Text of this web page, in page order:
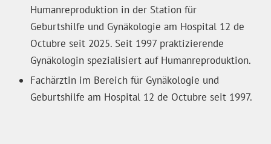
Humanreproduktion in der Station für
Geburtshilfe und Gynäkologie am Hospital 12 de
Octubre seit 2025. Seit 1997 praktizierende
Gynäkologin spezialisiert auf Humanreproduktion.
Fachärztin im Bereich für Gynäkologie und
Geburtshilfe am Hospital 12 de Octubre seit 1997.